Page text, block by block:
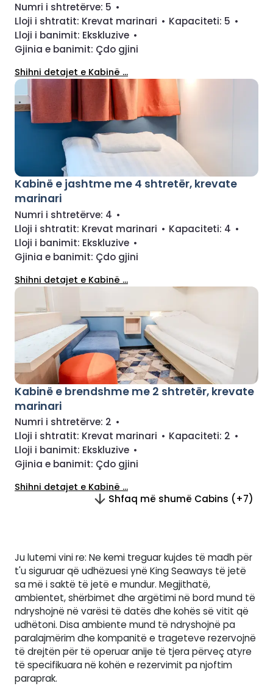
Numri i shtretërve: 5 •
Lloji i shtratit: Krevat marinari • Kapaciteti: 5 •
Lloji i banimit: Ekskluzive •
Gjinia e banimit: Çdo gjini
Shihni detajet e Kabinë ...
Kabinë e jashtme me 4 shtretër, krevate
marinari
Numri i shtretërve: 4 •
Lloji i shtratit: Krevat marinari • Kapaciteti: 4 •
Lloji i banimit: Ekskluzive •
Gjinia e banimit: Çdo gjini
Shihni detajet e Kabinë ...
Kabinë e brendshme me 2 shtretër, krevate
marinari
Numri i shtretërve: 2 •
Lloji i shtratit: Krevat marinari • Kapaciteti: 2 •
Lloji i banimit: Ekskluzive •
Gjinia e banimit: Çdo gjini
Shihni detajet e Kabinë ...
Shfaq më shumë Cabins (+7)
Ju lutemi vini re: Ne kemi treguar kujdes të madh për
t'u siguruar që udhëzuesi ynë King Seaways të jetë
sa më i saktë të jetë e mundur. Megjithatë,
ambientet, shërbimet dhe argëtimi në bord mund të
ndryshojnë në varësi të datës dhe kohës së vitit që
udhëtoni. Disa ambiente mund të ndryshojnë pa
paralajmërim dhe kompanitë e trageteve rezervojnë
të drejtën për të operuar anije të tjera përveç atyre
të specifikuara në kohën e rezervimit pa njoftim
paraprak.